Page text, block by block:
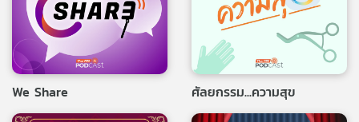
We Share ศัลยกรรม...ความสุข